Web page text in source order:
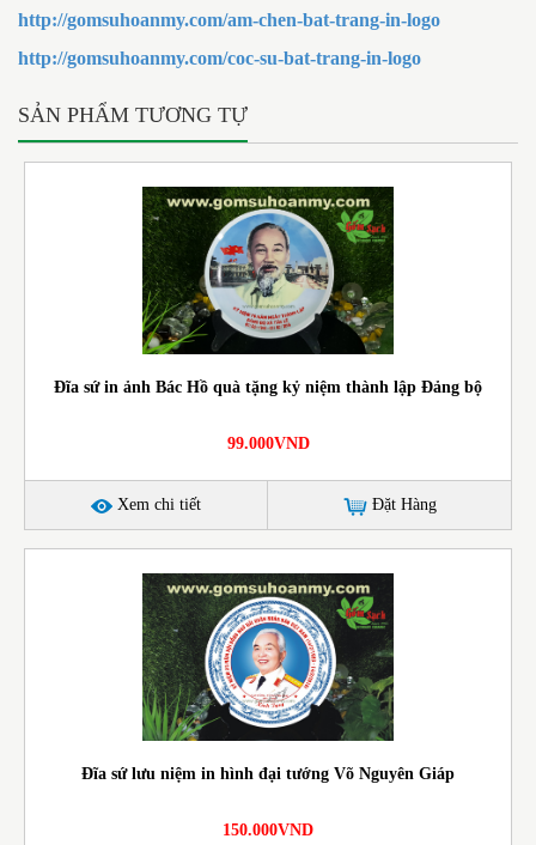
http://gomsuhoanmy.com/am-chen-bat-trang-in-logo
http://gomsuhoanmy.com/coc-su-bat-trang-in-logo
SẢN PHẨM TƯƠNG TỰ
Đĩa sứ in ảnh Bác Hồ quà tặng kỷ niệm thành lập Đảng bộ
99.000VND
Xem chi tiết Đặt Hàng
Đĩa sứ lưu niệm in hình đại tướng Võ Nguyên Giáp
150.000VND